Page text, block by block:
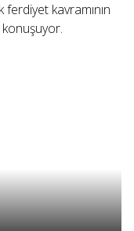
kavramının
konuşuyor.